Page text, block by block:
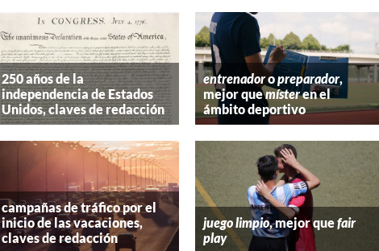
250 años de la
independencia de Estados
Unidos, claves de redacción
entrenadoropreparador,
mejor quemísteren el
ámbito deportivo
campañas de tráfico por el
inicio de las vacaciones,
claves de redacción
juego limpio, mejor quefair
play